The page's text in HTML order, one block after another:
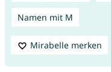
Namen mit M
Mirabelle merken